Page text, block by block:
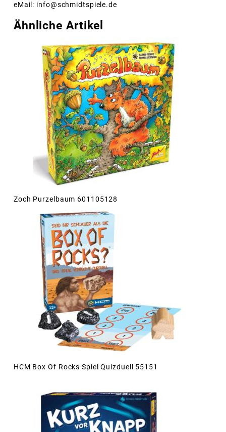
eMail: info@schmidtspiele.de
Ähnliche Artikel
Zoch Purzelbaum 601105128
HCM Box Of Rocks Spiel Quizduell 55151